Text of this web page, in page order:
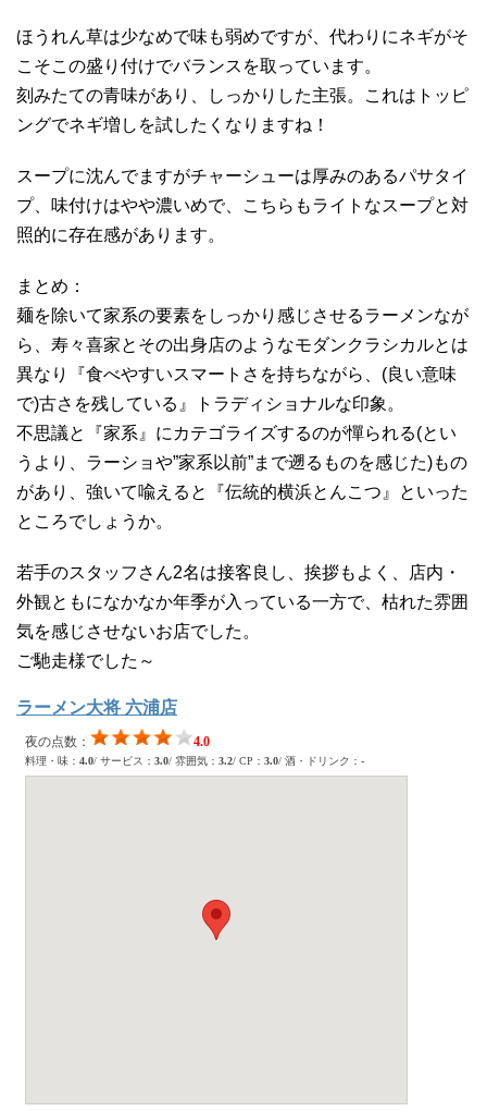
ほうれん草は少なめで味も弱めですが、代わりにネギがそ
こそこの盛り付けでバランスを取っています。
刻みたての青味があり、しっかりした主張。これはトッピ
ングでネギ増しを試したくなりますね！
スープに沈んでますがチャーシューは厚みのあるパサタイ
プ、味付けはやや濃いめで、こちらもライトなスープと対
照的に存在感があります。
まとめ：
麺を除いて家系の要素をしっかり感じさせるラーメンなが
ら、寿々喜家とその出身店のようなモダンクラシカルとは
異なり『食べやすいスマートさを持ちながら、(良い意味
で)古さを残している』トラディショナルな印象。
不思議と『家系』にカテゴライズするのが憚られる(とい
うより、ラーショや”家系以前”まで遡るものを感じた)もの
があり、強いて喩えると『伝統的横浜とんこつ』といった
ところでしょうか。
若手のスタッフさん2名は接客良し、挨拶もよく、店内・
外観ともになかなか年季が入っている一方で、枯れた雰囲
気を感じさせないお店でした。
ご馳走様でした～
ラーメン大将 六浦店